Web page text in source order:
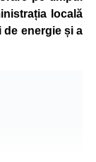
locală
energie și a